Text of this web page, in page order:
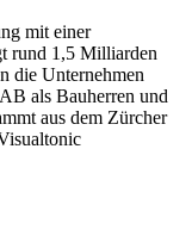
mit einer
rund 1,5 Milliarden
die Unternehmen
als Bauherren und
aus dem Zürcher